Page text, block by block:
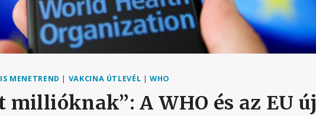
MENETREND | VAKCINA ÚTLEVÉL |WHO
millióknak”: A WHO és az EU új